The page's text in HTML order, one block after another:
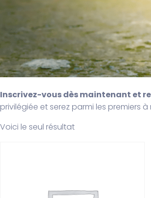
Inscrivez-vous dès maintenant et
privilégiée et serez parmi les premiers
Voici le seul résultat